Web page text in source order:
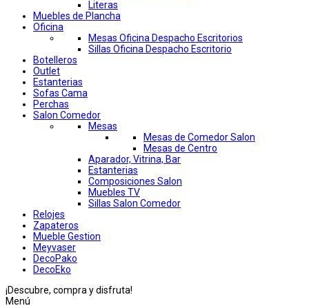
Literas
Muebles de Plancha
Oficina
Mesas Oficina Despacho Escritorios
Sillas Oficina Despacho Escritorio
Botelleros
Outlet
Estanterias
Sofas Cama
Perchas
Salon Comedor
Mesas
Mesas de Comedor Salon
Mesas de Centro
Aparador, Vitrina, Bar
Estanterias
Composiciones Salon
Muebles TV
Sillas Salon Comedor
Relojes
Zapateros
Mueble Gestion
Meyvaser
DecoPako
DecoEko
¡Descubre, compra y disfruta!
Menú